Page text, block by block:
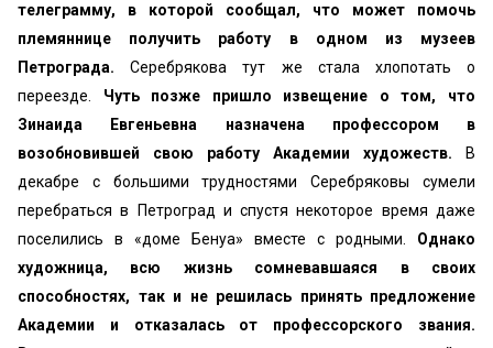
телеграмму, в которой сообщал, что может помочь
племяннице получить работу в одном из музеев
Петрограда. Серебрякова тут же стала хлопотать о
переезде. Чуть позже пришло извещение о том, что
Зинаида Евгеньевна назначена профессором в
возобновившей свою работу Академии художеств. В
декабре с большими трудностями Серебряковы сумели
перебраться в Петроград и спустя некоторое время даже
поселились в «доме Бенуа» вместе с родными. Однако
художница, всю жизнь сомневавшаяся в своих
способностях, так и не решилась принять предложение
Академии и отказалась от профессорского звания.